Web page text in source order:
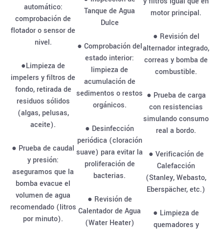
automático:
comprobación de
flotador o sensor de
nivel.
●Limpieza de
impelers y filtros de
fondo, retirada de
residuos sólidos
(algas, pelusas,
aceite).
● Prueba de caudal
y presión:
aseguramos que la
bomba evacue el
volumen de agua
recomendado (litros
por minuto).
Tanque de Agua
Dulce
● Comprobación del
estado interior:
limpieza de
acumulación de
sedimentos o restos
orgánicos.
● Desinfección
periódica (cloración
suave) para evitar la
proliferación de
bacterias.
● Revisión de
Calentador de Agua
(Water Heater)
motor principal.
● Revisión del
alternador integrado,
correas y bomba de
combustible.
● Prueba de carga
con resistencias
simulando consumo
real a bordo.
● Verificación de
Calefacción
(Stanley, Webasto,
Eberspächer, etc.)
● Limpieza de
quemadores y